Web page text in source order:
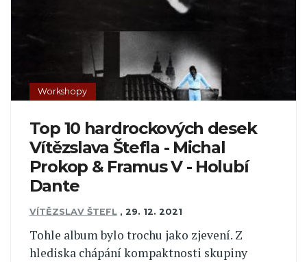
Workshopy
Top 10 hardrockových desek
Vítězslava Štefla - Michal
Prokop & Framus V - Holubí
Dante
VÍTĚZSLAV ŠTEFL , 29. 12. 2021
Tohle album bylo trochu jako zjevení. Z
hlediska chápání kompaktnosti skupiny